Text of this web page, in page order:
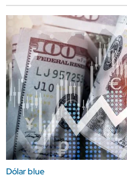
Dólar blue